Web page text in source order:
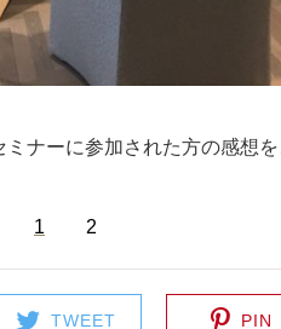
ナーに参加された方の感想を
1 2
TWEET PIN